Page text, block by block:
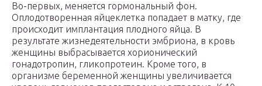
Во-первых, меняется гормональный фон.
Оплодотворенная яйцеклетка попадает в матку, где
происходит имплантация плодного яйца. В
результате жизнедеятельности эмбриона, в кровь
женщины выбрасывается хорионический
гонадотропин, гликопротеин. Кроме того, в
организме беременной женщины увеличивается